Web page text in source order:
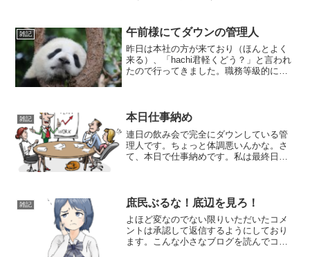
オケまで行って日付が変わる頃に帰って
来てました。飲みに...
雑記 午前様にてダウンの管理人
昨日は本社の方が来ており（ほんとよく
来る）、「hachi君軽くどう？」と言われ
たので行ってきました。職務等級的には
ら、丁寧に接しない...
雑記 本日仕事納め
連日の飲み会で完全にダウンしている管
理人です。ちょっと体調悪いんかな。さ
て、本日で仕事納めです。私は最終日ま
になっています。営業と本...
雑記 庶民ぶるな！底辺を見ろ！
よほど変なのでない限りいただいたコメ
ントは承認して返信するようにしており
ます。こんな小さなブログを読んでコメ